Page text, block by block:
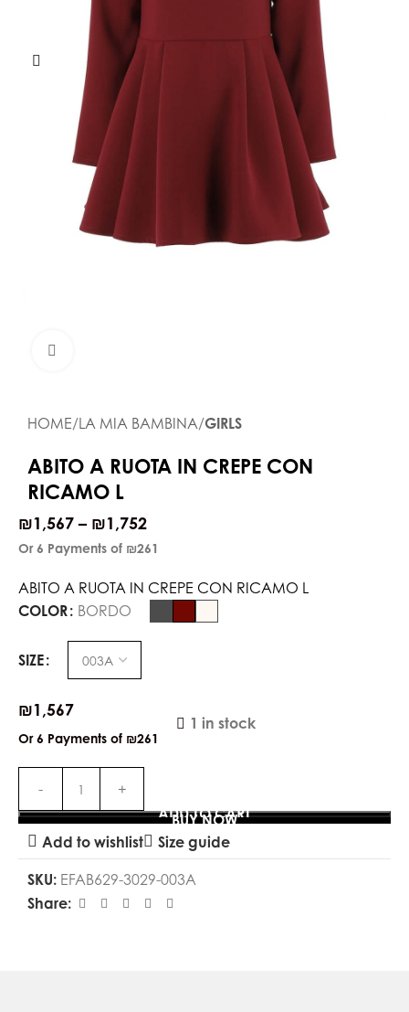
HOME LA MIA BAMBINA GIRLS
ABITO A RUOTA IN CREPE CON
RICAMO L
₪1,567 – ₪1,752
Or 6 Payments of ₪261
ABITO A RUOTA IN CREPE CON RICAMO L
COLOR BORDO
SIZE
₪1,567
Or 6 Payments of ₪261
1 in stock
ADD TO CART
BUY NOW
Add to wishlist
Size guide
SKU: EFAB629-3029-003A
Share: